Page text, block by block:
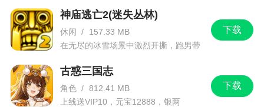
2、这里拥有精美的游戏画面，为你们呈现出美
丽而神秘的海底世界。还有种类齐全的鱼类，你能
捕捉多少呢
3、在游戏中采用经典的街机捕鱼玩法，融入了
许多的新元素和新的鱼类，使游戏玩法更加的丰富
起来
下载
神庙逃亡2(迷失丛林)
休闲 /
157.33 MB
在无尽的冰雪场景中激烈开撕，跑男带
下载
古惑三国志
角色 / 812.41 MB
上线送VIP10，元宝12888，银两